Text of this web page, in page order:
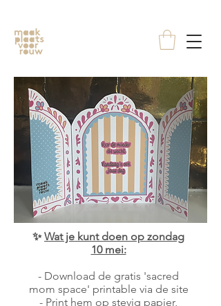
✨Wat je kunt doen op zondag
10 mei:
- Download de gratis 'sacred
mom space' printable via de site
- Print hem op stevig papier,